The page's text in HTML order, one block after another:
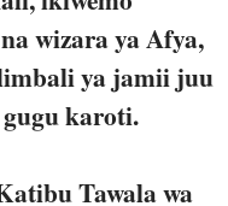
wizara ya Afya,
ya jamii juu
karoti.
Tawala wa